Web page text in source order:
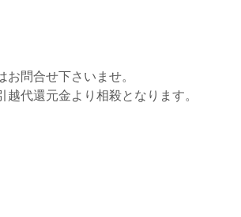
問合せ下さいませ。
代還元金より相殺となります。